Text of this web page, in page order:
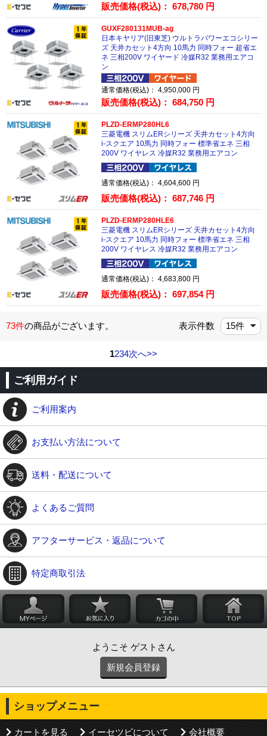
販売価格(税込)：678,780 円
GUXF280131MUB-ag
日本キヤリア(旧東芝) ウルトラパワーエコシリー
ズ 天井カセット4方向 10馬力 同時フォー 超省エ
ネ 三相200V ワイヤード 冷媒R32 業務用エアコ
ン
通常価格(税込)：4,950,000 円
販売価格(税込)：684,750 円
PLZD-ERMP280HL6
三菱電機 スリムERシリーズ 天井カセット4方向
i-スクエア 10馬力 同時フォー 標準省エネ 三相
200V ワイヤレス 冷媒R32 業務用エアコン
通常価格(税込)：4,604,600 円
販売価格(税込)：687,746 円
PLZD-ERMP280HLE6
三菱電機 スリムERシリーズ 天井カセット4方向
i-スクエア 10馬力 同時フォー 標準省エネ 三相
200V ワイヤレス 冷媒R32 業務用エアコン
通常価格(税込)：4,683,800 円
販売価格(税込)：697,854円
73件の商品がございます。 表示件数
1234次へ>>
ご利用ガイド
ご利用案内
お支払い方法について
送料・配送について
よくあるご質問
アフターサービス・返品について
特定商取引法
ようこそ ゲストさん
新規会員登録
ショップメニュー
カートを見る イーセツビについて 会社概要